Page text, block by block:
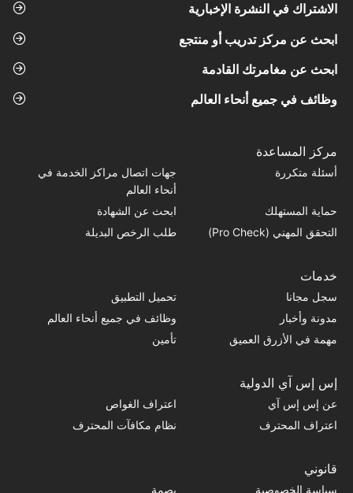
الاشتراك في النشرة الإخبارية
ابحث عن مركز تدريب أو منتجع
ابحث عن مغامرتك القادمة
وظائف في جميع أنحاء العالم
مركز المساعدة
أسئلة متكررة
جهات اتصال مراكز الخدمة في
أنحاء العالم
حماية المستهلك
ابحث عن الشهادة
التحقق المهني (Pro Check)
طلب الرخص البديلة
خدمات
سجل مجانا
تحميل التطبيق
مدونة وأخبار
وظائف في جميع أنحاء العالم
مهمة في الأزرق العميق
تأمين
إس إس آي الدولية
عن إس إس آي
اعتراف الغواص
اعتراف المحترف
نظام مكافآت المحترف
قانوني
سياسة الخصوصية بصمة